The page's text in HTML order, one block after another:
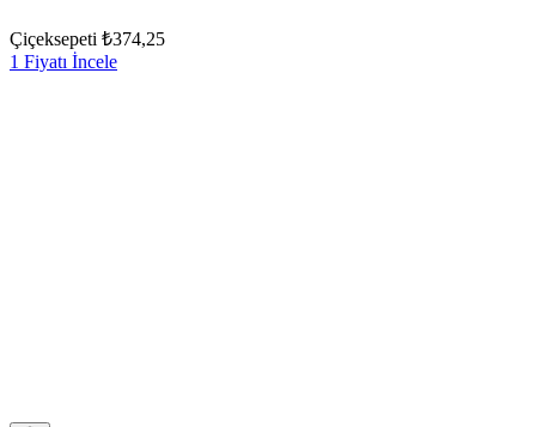
Çiçeksepeti ₺374,25
1 Fiyatı İncele